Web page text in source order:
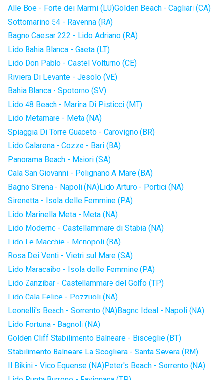
Alle Boe - Forte dei Marmi (LU)Golden Beach - Cagliari (CA)
Sottomarino 54 - Ravenna (RA)
Bagno Caesar 222 - Lido Adriano (RA)
Lido Bahia Blanca - Gaeta (LT)
Lido Don Pablo - Castel Volturno (CE)
Riviera Di Levante - Jesolo (VE)
Bahia Blanca - Spotorno (SV)
Lido 48 Beach - Marina Di Pisticci (MT)
Lido Metamare - Meta (NA)
Spiaggia Di Torre Guaceto - Carovigno (BR)
Lido Calarena - Cozze - Bari (BA)
Panorama Beach - Maiori (SA)
Cala San Giovanni - Polignano A Mare (BA)
Bagno Sirena - Napoli (NA)Lido Arturo - Portici (NA)
Sirenetta - Isola delle Femmine (PA)
Lido Marinella Meta - Meta (NA)
Lido Moderno - Castellammare di Stabia (NA)
Lido Le Macchie - Monopoli (BA)
Rosa Dei Venti - Vietri sul Mare (SA)
Lido Maracaibo - Isola delle Femmine (PA)
Lido Zanzibar - Castellammare del Golfo (TP)
Lido Cala Felice - Pozzuoli (NA)
Leonelli's Beach - Sorrento (NA)Bagno Ideal - Napoli (NA)
Lido Fortuna - Bagnoli (NA)
Golden Cliff Stabilimento Balneare - Bisceglie (BT)
Stabilimento Balneare La Scogliera - Santa Severa (RM)
Il Bikini - Vico Equense (NA)Peter's Beach - Sorrento (NA)